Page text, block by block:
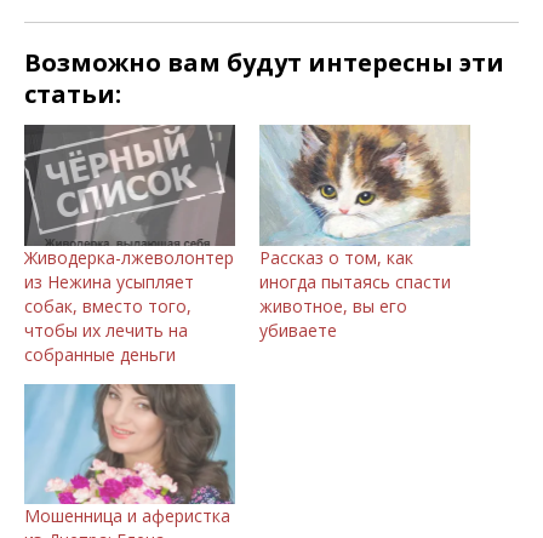
Возможно вам будут интересны эти
статьи:
Живодерка-лжеволонтер
из Нежина усыпляет
собак, вместо того,
чтобы их лечить на
собранные деньги
Рассказ о том, как
иногда пытаясь спасти
животное, вы его
убиваете
Мошенница и аферистка